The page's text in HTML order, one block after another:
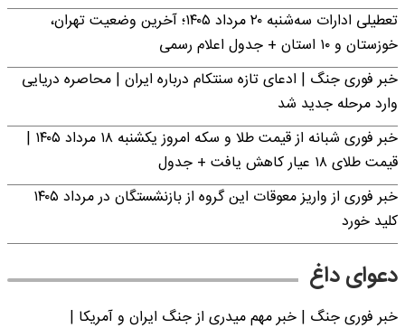
تعطیلی ادارات سه‌شنبه ۲۰ مرداد ۱۴۰۵؛ آخرین وضعیت تهران،
خوزستان و ۱۰ استان + جدول اعلام رسمی
خبر فوری جنگ | ادعای تازه سنتکام درباره ایران | محاصره دریایی
وارد مرحله جدید شد
خبر فوری شبانه از قیمت طلا و سکه امروز یکشنبه ۱۸ مرداد ۱۴۰۵ |
قیمت طلای ۱۸ عیار کاهش یافت + جدول
خبر فوری از واریز معوقات این گروه از بازنشستگان در مرداد ۱۴۰۵
کلید خورد
دعوای داغ
خبر فوری جنگ | خبر مهم میدری از جنگ ایران و آمریکا |